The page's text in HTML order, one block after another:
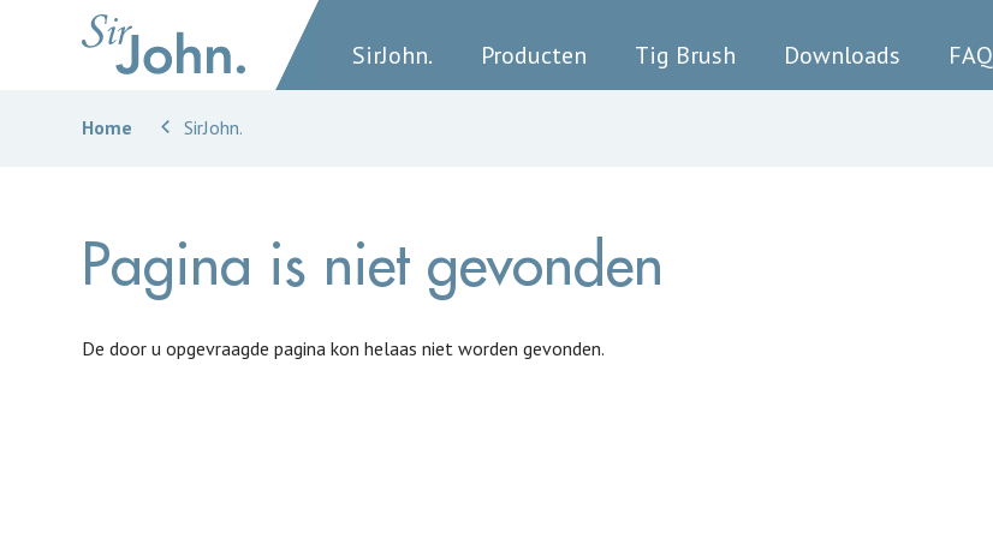
SirJohn. Producten Tig Brush Downloads FAQ
Home SirJohn.
Pagina is niet gevonden
De door u opgevraagde pagina kon helaas niet worden gevonden.